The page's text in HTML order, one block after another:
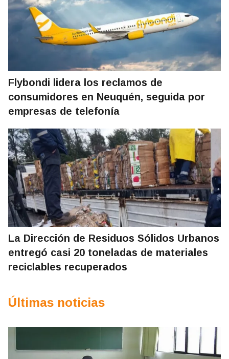
Flybondi lidera los reclamos de
consumidores en Neuquén, seguida por
empresas de telefonía
La Dirección de Residuos Sólidos Urbanos
entregó casi 20 toneladas de materiales
reciclables recuperados
Últimas noticias